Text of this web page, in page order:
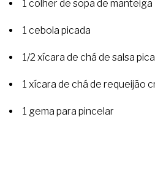
1 colher de sopa de manteiga
1 cebola picada
1/2 xícara de chá de salsa
1 xícara de chá de requeijão
1 gema para pincelar